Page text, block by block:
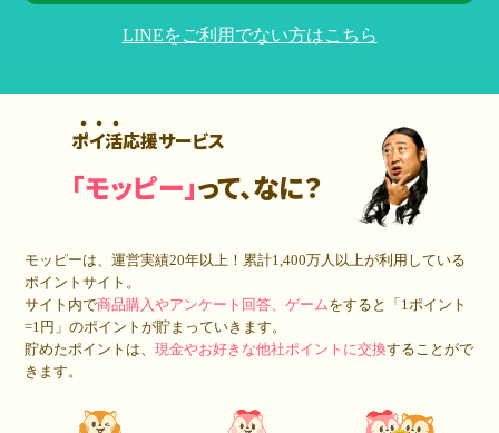
LINEをご利用でない方はこちら
ポイ活応援サービス
「モッピー」って、なに？
モッピーは、運営実績20年以上！累計1,400万人 以上が利用している
ポイントサイト。
サイト内で商品購入やアンケート回答、ゲームをすると「1ポイント
=1円」のポイントが貯まっていきます。
貯めたポイントは、現金やお好きな他社ポイントに交換することがで
きます。